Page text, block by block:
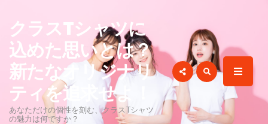
クラスTシャツに
込めた思いとは？
新たなオリジナリ
ティを追求せよ！
あなただけの個性を刻む、クラスTシャツ
の魅力は何ですか？